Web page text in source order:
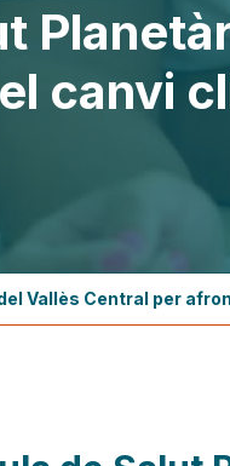
canvi
Vallès Central per